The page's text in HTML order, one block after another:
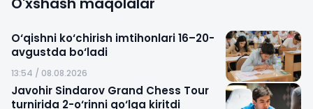
O‘qishni ko‘chirish imtihonlari 16–20-
avgustda bo‘ladi
13:54 / 08.08.2026
Javohir Sindarov Grand Chess Tour
turnirida 2-o‘rinni qo‘lga kiritdi